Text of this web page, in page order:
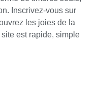
Inscrivez-vous sur
les joies de la
est rapide, simple